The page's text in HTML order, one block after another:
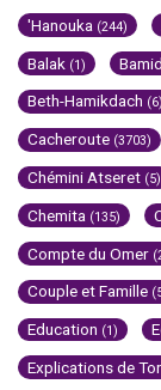
'Hanouka (244)
Balak (1)
Beth-Hamikdach (6)
Cacheroute (3703)
Chémini Atseret (5)
Chemita (135)
Compte du Omer
Couple et Famille
Education (1)
Explications de